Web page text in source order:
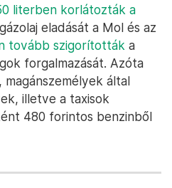
literben korlátozták a
eladását a Mol és az
tovább szigorították a
forgalmazását. Azóta
által
illetve a taxisok
480 forintos benzinből